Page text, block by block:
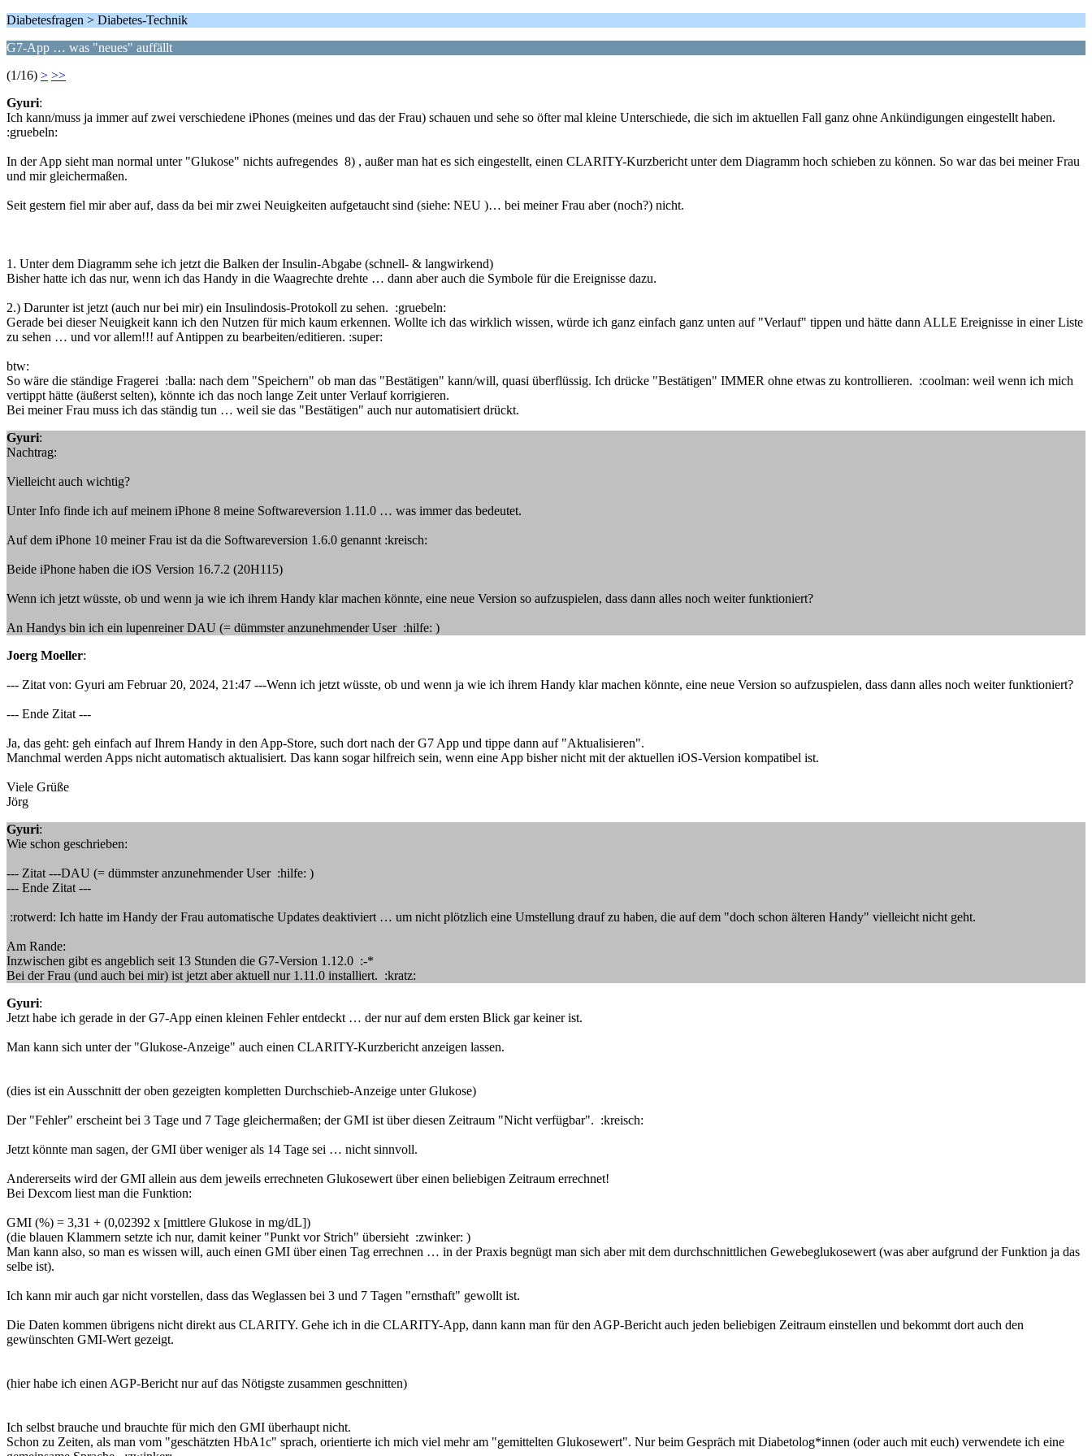
Diabetesfragen > Diabetes-Technik
G7-App … was "neues" auffällt
(1/16) > >>
Gyuri:
Ich kann/muss ja immer auf zwei verschiedene iPhones (meines und das der Frau) schauen und sehe so öfter mal kleine Unterschiede, die sich im aktuellen Fall ganz ohne Ankündigungen eingestellt haben.
:gruebeln:
In der App sieht man normal unter "Glukose" nichts aufregendes 8) , außer man hat es sich eingestellt, einen CLARITY-Kurzbericht unter dem Diagramm hoch schieben zu können. So war das bei meiner Frau
und mir gleichermaßen.
Seit gestern fiel mir aber auf, dass da bei mir zwei Neuigkeiten aufgetaucht sind (siehe: NEU )… bei meiner Frau aber (noch?) nicht.
1. Unter dem Diagramm sehe ich jetzt die Balken der Insulin-Abgabe (schnell- & langwirkend)
Bisher hatte ich das nur, wenn ich das Handy in die Waagrechte drehte … dann aber auch die Symbole für die Ereignisse dazu.
2.) Darunter ist jetzt (auch nur bei mir) ein Insulindosis-Protokoll zu sehen. :gruebeln:
Gerade bei dieser Neuigkeit kann ich den Nutzen für mich kaum erkennen. Wollte ich das wirklich wissen, würde ich ganz einfach ganz unten auf "Verlauf" tippen und hätte dann ALLE Ereignisse in einer Liste
zu sehen … und vor allem!!! auf Antippen zu bearbeiten/editieren. :super:
btw:
So wäre die ständige Fragerei :balla: nach dem "Speichern" ob man das "Bestätigen" kann/will, quasi überflüssig. Ich drücke "Bestätigen" IMMER ohne etwas zu kontrollieren. :coolman: weil wenn ich mich
vertippt hätte (äußerst selten), könnte ich das noch lange Zeit unter Verlauf korrigieren.
Bei meiner Frau muss ich das ständig tun … weil sie das "Bestätigen" auch nur automatisiert drückt.
Gyuri:
Nachtrag:
Vielleicht auch wichtig?
Unter Info finde ich auf meinem iPhone 8 meine Softwareversion 1.11.0 … was immer das bedeutet.
Auf dem iPhone 10 meiner Frau ist da die Softwareversion 1.6.0 genannt :kreisch:
Beide iPhone haben die iOS Version 16.7.2 (20H115)
Wenn ich jetzt wüsste, ob und wenn ja wie ich ihrem Handy klar machen könnte, eine neue Version so aufzuspielen, dass dann alles noch weiter funktioniert?
An Handys bin ich ein lupenreiner DAU (= dümmster anzunehmender User :hilfe: )
Joerg Moeller:
--- Zitat von: Gyuri am Februar 20, 2024, 21:47 ---Wenn ich jetzt wüsste, ob und wenn ja wie ich ihrem Handy klar machen könnte, eine neue Version so aufzuspielen, dass dann alles noch weiter funktioniert?
--- Ende Zitat ---
Ja, das geht: geh einfach auf Ihrem Handy in den App-Store, such dort nach der G7 App und tippe dann auf "Aktualisieren".
Manchmal werden Apps nicht automatisch aktualisiert. Das kann sogar hilfreich sein, wenn eine App bisher nicht mit der aktuellen iOS-Version kompatibel ist.
Viele Grüße
Jörg
Gyuri:
Wie schon geschrieben:
--- Zitat ---DAU (= dümmster anzunehmender User :hilfe: )
--- Ende Zitat ---
:rotwerd: Ich hatte im Handy der Frau automatische Updates deaktiviert … um nicht plötzlich eine Umstellung drauf zu haben, die auf dem "doch schon älteren Handy" vielleicht nicht geht.
Am Rande:
Inzwischen gibt es angeblich seit 13 Stunden die G7-Version 1.12.0 :-*
Bei der Frau (und auch bei mir) ist jetzt aber aktuell nur 1.11.0 installiert. :kratz:
Gyuri:
Jetzt habe ich gerade in der G7-App einen kleinen Fehler entdeckt … der nur auf dem ersten Blick gar keiner ist.
Man kann sich unter der "Glukose-Anzeige" auch einen CLARITY-Kurzbericht anzeigen lassen.
(dies ist ein Ausschnitt der oben gezeigten kompletten Durchschieb-Anzeige unter Glukose)
Der "Fehler" erscheint bei 3 Tage und 7 Tage gleichermaßen; der GMI ist über diesen Zeitraum "Nicht verfügbar". :kreisch:
Jetzt könnte man sagen, der GMI über weniger als 14 Tage sei … nicht sinnvoll.
Andererseits wird der GMI allein aus dem jeweils errechneten Glukosewert über einen beliebigen Zeitraum errechnet!
Bei Dexcom liest man die Funktion:
GMI (%) = 3,31 + (0,02392 x [mittlere Glukose in mg/dL])
(die blauen Klammern setzte ich nur, damit keiner "Punkt vor Strich" übersieht :zwinker: )
Man kann also, so man es wissen will, auch einen GMI über einen Tag errechnen … in der Praxis begnügt man sich aber mit dem durchschnittlichen Gewebeglukosewert (was aber aufgrund der Funktion ja das
selbe ist).
Ich kann mir auch gar nicht vorstellen, dass das Weglassen bei 3 und 7 Tagen "ernsthaft" gewollt ist.
Die Daten kommen übrigens nicht direkt aus CLARITY. Gehe ich in die CLARITY-App, dann kann man für den AGP-Bericht auch jeden beliebigen Zeitraum einstellen und bekommt dort auch den
gewünschten GMI-Wert gezeigt.
(hier habe ich einen AGP-Bericht nur auf das Nötigste zusammen geschnitten)
Ich selbst brauche und brauchte für mich den GMI überhaupt nicht.
Schon zu Zeiten, als man vom "geschätzten HbA1c" sprach, orientierte ich mich viel mehr am "gemittelten Glukosewert". Nur beim Gespräch mit Diabetolog*innen (oder auch mit euch) verwendete ich eine